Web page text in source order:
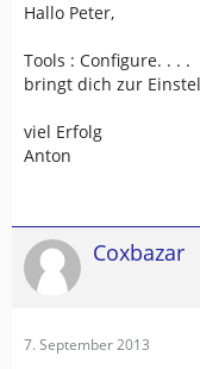
Hallo Peter,
Tools : Configure. . . .
bringt dich zur
viel Erfolg
Anton
Coxbazar
7. September 2013